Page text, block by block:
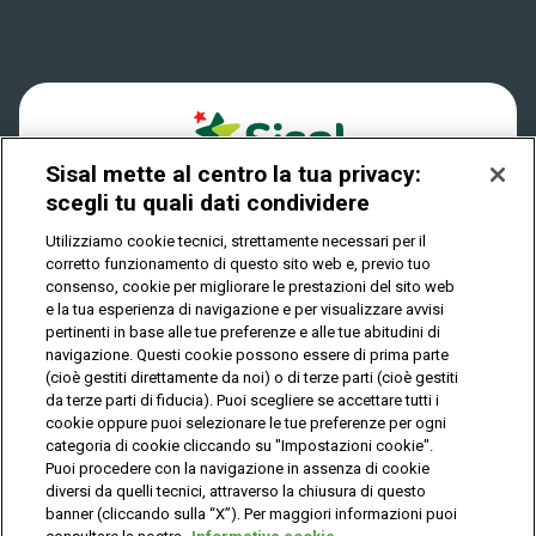
Play Your Date
Privacy
IL GIOCO È VIETATO AI MINORI E PUÒ CAUSARE
DIPENDENZA PATOLOGICA
© Copyright Sisal Italia S.p.A. - P.I. 02433760135
Privacy Cookies
Mappa
del
sito
Sisal mette al centro la tua privacy:
scegli tu quali dati condividere
Utilizziamo cookie tecnici, strettamente necessari per il
corretto funzionamento di questo sito web e, previo tuo
consenso, cookie per migliorare le prestazioni del sito web
e la tua esperienza di navigazione e per visualizzare avvisi
pertinenti in base alle tue preferenze e alle tue abitudini di
navigazione. Questi cookie possono essere di prima parte
(cioè gestiti direttamente da noi) o di terze parti (cioè gestiti
da terze parti di fiducia). Puoi scegliere se accettare tutti i
cookie oppure puoi selezionare le tue preferenze per ogni
categoria di cookie cliccando su "Impostazioni cookie".
Puoi procedere con la navigazione in assenza di cookie
diversi da quelli tecnici, attraverso la chiusura di questo
banner (cliccando sulla “X”). Per maggiori informazioni puoi